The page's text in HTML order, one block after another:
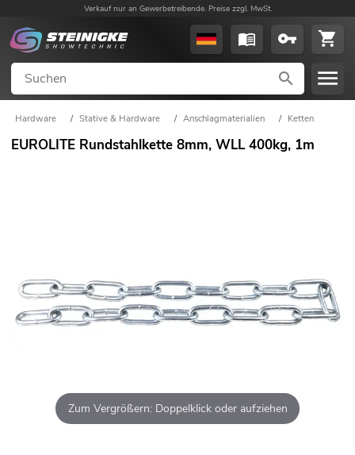
Verkauf nur an Gewerbetreibende. Preise zzgl. MwSt.
Hardware / Stative & Hardware / Anschlagmaterialien / Ketten
EUROLITE Rundstahlkette 8mm, WLL 400kg, 1m
Zum Vergrößern: Doppelklick oder aufziehen